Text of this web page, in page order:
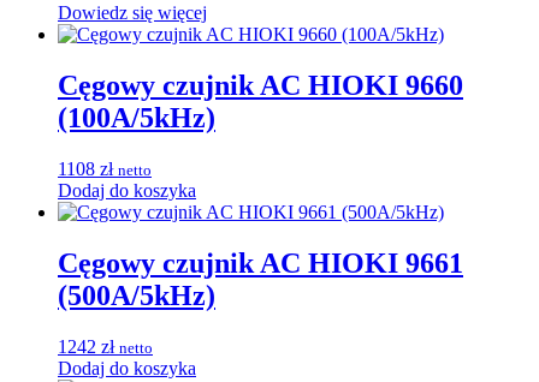
Dowiedz się więcej
Cęgowy czujnik AC HIOKI 9660
(100A/5kHz)
1108 zł netto
Dodaj do koszyka
Cęgowy czujnik AC HIOKI 9661
(500A/5kHz)
1242 zł netto
Dodaj do koszyka